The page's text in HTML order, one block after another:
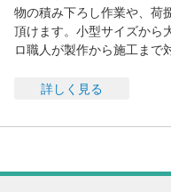
物の積み下ろし作業や、荷
頂けます。小型サイズから
ロ職人が製作から施工まで
詳しく見る